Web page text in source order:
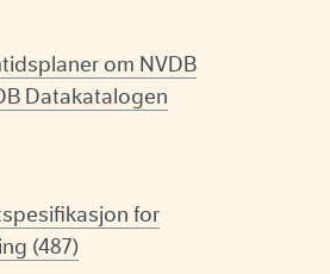
om NVDB
Datakatalogen
for
(487)